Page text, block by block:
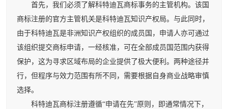
首先，我们必须了解科特迪瓦商标事务的主管机构。该国
商标注册的官方主管机关是科特迪瓦知识产权局。与此同时，
由于科特迪瓦是非洲知识产权组织的成员国，申请人亦可通过
该组织提交商标申请，一经核准，可在全部成员国范围内获得
保护，这为寻求区域布局的企业提供了极大便利。两种途径并
行，但程序与效力范围有所不同，需要根据自身商业战略审慎
选择。
科特迪瓦商标注册遵循“申请在先”原则，即通常情况下，